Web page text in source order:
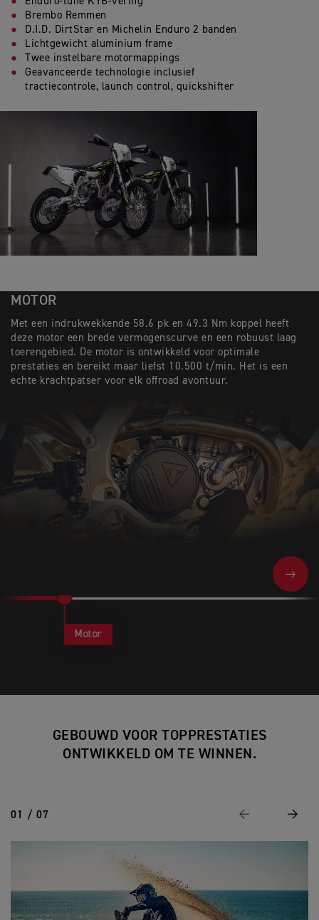
Brembo Remmen
D.I.D. DirtStar en Michelin Enduro 2 banden
Lichtgewicht aluminium frame
Twee instelbare motormappings
Geavanceerde technologie inclusief
tractiecontrole, launch control, quickshifter
MOTOR
Met een indrukwekkende 58.6 pk en 49.3 Nm koppel heeft
deze motor een brede vermogenscurve en een robuust laag
toerengebied. De motor is ontwikkeld voor optimale
prestaties en bereikt maar liefst 10.500 t/min. Het is een
echte krachtpatser voor elk offroad avontuur.
NEXT
Motor
GEBOUWD VOOR TOPPRESTATIES
ONTWIKKELD OM TE WINNEN.
01 / 07 Vorige